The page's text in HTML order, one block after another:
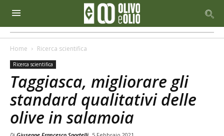
Home Ricerca scientifica
Ricerca scientifica
Taggiasca, migliorare gli
standard qualitativi delle
olive in salamoia